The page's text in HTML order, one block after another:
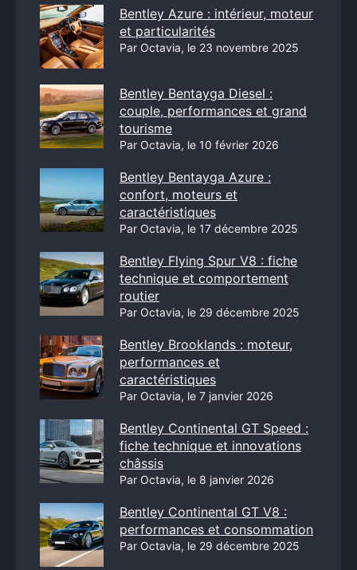
Bentley Azure : intérieur, moteur
et particularités
Par Octavia, le 23 novembre 2025
Bentley Bentayga Diesel :
couple, performances et grand
tourisme
Par Octavia, le 10 février 2026
Bentley Bentayga Azure :
confort, moteurs et
caractéristiques
Par Octavia, le 17 décembre 2025
Bentley Flying Spur V8 : fiche
technique et comportement
routier
Par Octavia, le 29 décembre 2025
Bentley Brooklands : moteur,
performances et
caractéristiques
Par Octavia, le 7 janvier 2026
Bentley Continental GT Speed :
fiche technique et innovations
châssis
Par Octavia, le 8 janvier 2026
Bentley Continental GT V8 :
performances et consommation
Par Octavia, le 29 décembre 2025